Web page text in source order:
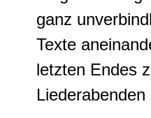
ganz
Texte
letzten Endes